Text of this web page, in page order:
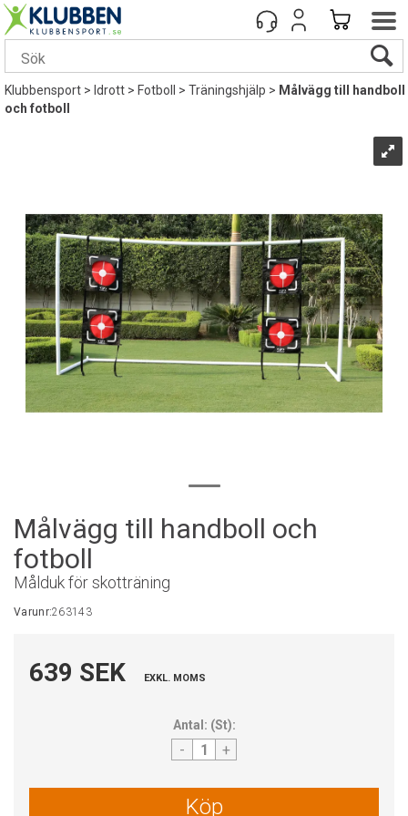
Klubbensport> Idrott>Fotboll >Träningshjälp> Målvägg till handboll
och fotboll
Målvägg till handboll och
fotboll
Målduk för skotträning
Varunr:263143
639 SEK EXKL. MOMS
Antal: (St):
- +
Köp